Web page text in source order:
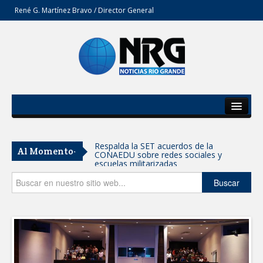
René G. Martínez Bravo / Director General
Del Estado
Secciones
Opinión
Al Momento- Respalda la SET acuerdos de la
CONAEDU sobre redes sociales y
escuelas militarizadas
AVANZAN TRABAJOS DE
MANTIENE EL RITMO DE LAS OBRAS
PRIORITARIAS
Atendió Protección Civil de Reynosa
reportes ante lluvias
Buscar